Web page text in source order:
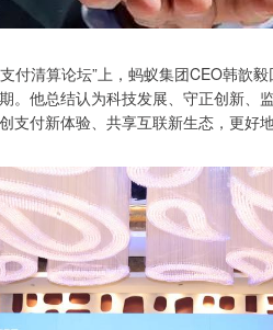
付清算论坛”上，蚂蚁集团CEO韩歆
。他总结认为科技发展、守正创新、
支付新体验、共享互联新生态，更好